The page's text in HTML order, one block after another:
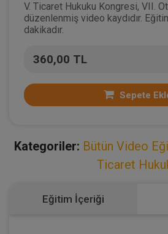
V. Ticaret Hukuku Kongresi, VII.
düzenlenmiş video kaydıdır.
dakikadır.
360,00 TL
Sepete
Kategoriler: Bütün Video
Ticaret
Eğitim İçeriği